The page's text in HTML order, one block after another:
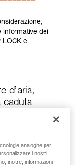
informative dei
LOCK e
d’aria,
caduta
rispetto
dopo lacerazione:
analoghe per
i nostri
inoltre, informazioni